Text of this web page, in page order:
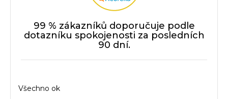
99 % zákazníků doporučuje podle
dotazníku spokojenosti za posledních
90 dní.
Všechno ok